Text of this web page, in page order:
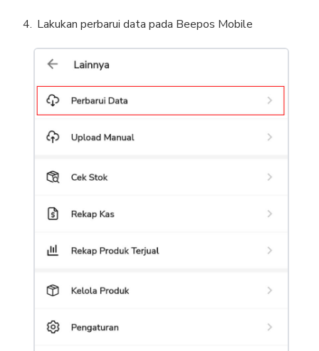
Lakukan perbarui data pada Beepos Mobile